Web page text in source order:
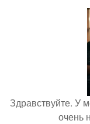
Здравствуйте. У
очень